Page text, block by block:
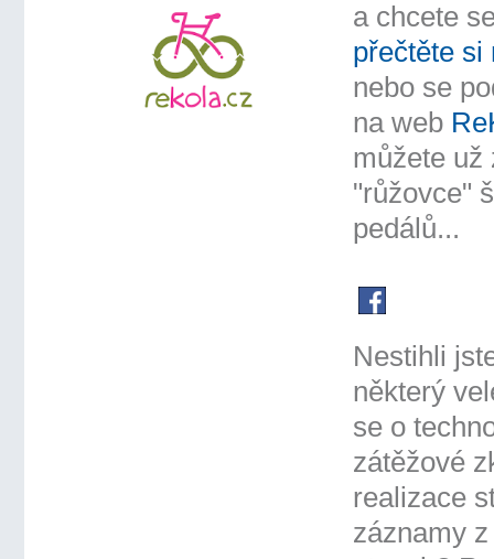
a chcete
přečtěte si
nebo se
na web
můžete už
"růžovce"
pedálů...
Nestihli
některý
se o
zátěžové
realizace
záznamy